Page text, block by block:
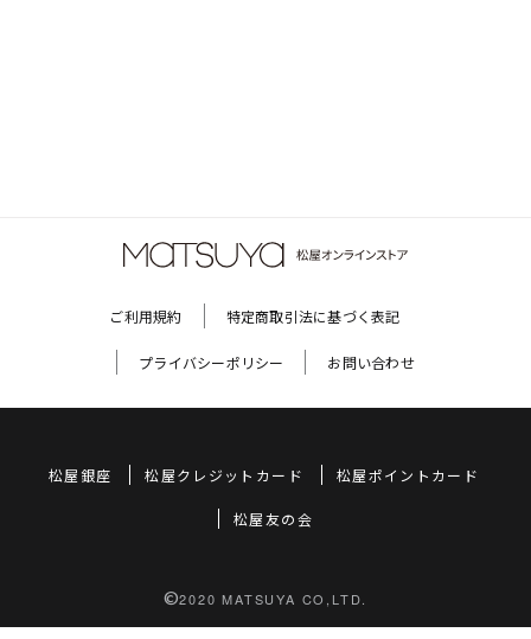
ご利用規約 特定商取引法に基づく表記
プライバシーポリシー お問い合わせ
松屋銀座 松屋クレジットカード 松屋ポイントカード
松屋友の会
©2020 MATSUYA CO,LTD.